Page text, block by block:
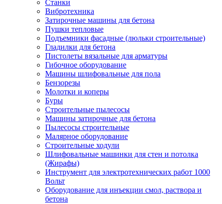
Станки
Вибротехника
Затирочные машины для бетона
Пушки тепловые
Подъемники фасадные (люльки строительные)
Гладилки для бетона
Пистолеты вязальные для арматуры
Гибочное оборудование
Машины шлифовальные для пола
Бензорезы
Молотки и коперы
Буры
Строительные пылесосы
Машины затирочные для бетона
Пылесосы строительные
Малярное оборудование
Строительные ходули
Шлифовальные машинки для стен и потолка
(Жирафы)
Инструмент для электротехнических работ 1000
Вольт
Оборудование для инъекции смол, раствора и
бетона